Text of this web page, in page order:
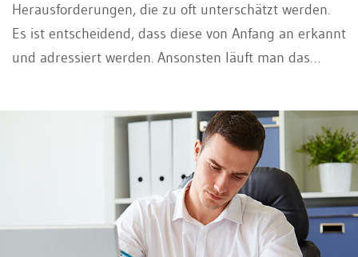
Herausforderungen, die zu oft unterschätzt werden.
Es ist entscheidend, dass diese von Anfang an erkannt
und adressiert werden. Ansonsten läuft man das
zuletzt die neuen Kompetenzen des Eidgenössischen
Datenschutz- und Öffentlichkeitsbeauftragten
("EDÖB") schaffen einen Anreiz für Unternehmen, den
Datenschutz angemessen zu berücksichtigen.